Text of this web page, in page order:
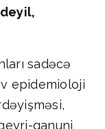
sadəcə
epidemioloji
qanuni